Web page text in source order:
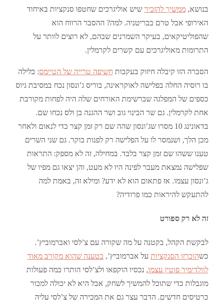
בנושא,ממשיך להזכיר שיש אוליגרכים שחטפו סנקציות באיחוד
האירופי אבל טרם בבריטניה. למה? ההסבר הרווח הוא
שהפוליטיקאים, בעיקר השמרנים שבהם, לא רוצים לוותר על
התרומות מאוליגרכים עם קשרים לקרמלין.
הסברה הזו קיבלה חיזוק בעקבותחשיפה טרייה של הטיימס: בלילה
בו רוסיה החלה בפלישה לאוקראינה, בוריס ג’ונסון נכח במסיבת גיוס
כספים של המפלגה שברשימת האורחים שלה היה לפחות מקורבת
אחת לקרמלין. גם שר הבינוי גוב ושר ההגנה בן ולס נכחו שם.
בדאונינג 10 מסרו שג’ונסון שהה שם רק זמן קצר כדי לנאום ולאחר
מכן הלך, ושנמסר לו על הפלישה רק לפנות בוקר. גם שני השרים
טענו ששהו שם זמן קצר בלבד. במחילה, זה לא מספק: התראות
שפלישה נמצאת מעבר לפינה היו לא מעט, והן יצאו גם מפיו של
ג’ונסון עצמו. אז פתאום הוא לא ידע? ומילא זה, באמת למה
להתעקש להיראות כמו פרודיה?
זה לא רק ספורט
לבקשת הקהל, בקטנה על מה שקורה עם צ’לסי ואברמוביץ’.
כשהוכרזו הסנקציות על אברמוביץ’, בטענה שהוא מקורב מאוד
לוולדימיר פוטין עצמו, נכסיו הוקפאו ולצ’לסי הותרו כמה פעולות
מוגבלות כדי שתוכל להמשיך לשחק, אבל היא לא יכולה למכור
כרטיסים חדשים. הדבר עצר גם את המכירה של צ’לסי עליה